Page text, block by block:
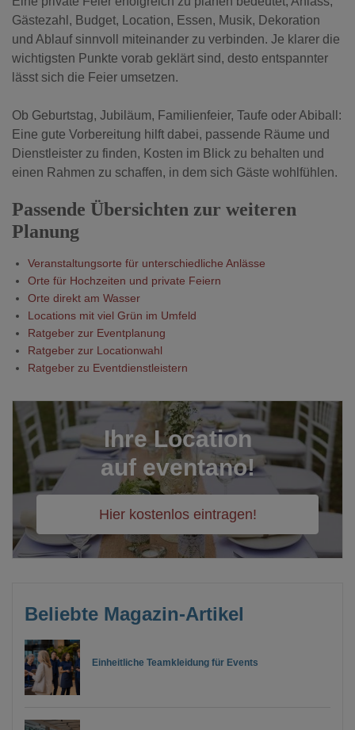
Gästezahl, Budget, Location, Essen, Musik, Dekoration
und Ablauf sinnvoll miteinander zu verbinden. Je klarer die
wichtigsten Punkte vorab geklärt sind, desto entspannter
lässt sich die Feier umsetzen.
Ob Geburtstag, Jubiläum, Familienfeier, Taufe oder Abiball:
Eine gute Vorbereitung hilft dabei, passende Räume und
Dienstleister zu finden, Kosten im Blick zu behalten und
einen Rahmen zu schaffen, in dem sich Gäste wohlfühlen.
Passende Übersichten zur weiteren
Planung
Veranstaltungsorte für unterschiedliche Anlässe
Orte für Hochzeiten und private Feiern
Orte direkt am Wasser
Locations mit viel Grün im Umfeld
Ratgeber zur Eventplanung
Ratgeber zur Locationwahl
Ratgeber zu Eventdienstleistern
Ihre Location
auf eventano!
Hier kostenlos eintragen!
Beliebte Magazin-Artikel
Einheitliche Teamkleidung für Events